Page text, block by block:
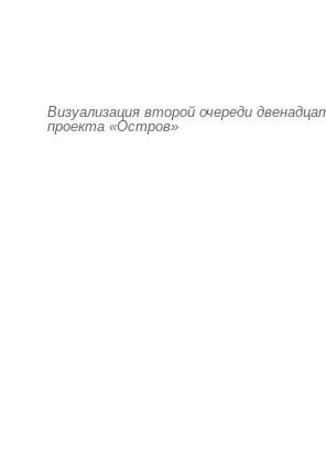
Визуализация второй очереди
проекта «Остров»